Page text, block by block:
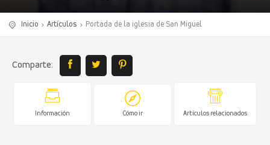
Inicio Artículos Portada de la iglesia de San Miguel
Comparte:
Información Cómo ir Artículos relacionados